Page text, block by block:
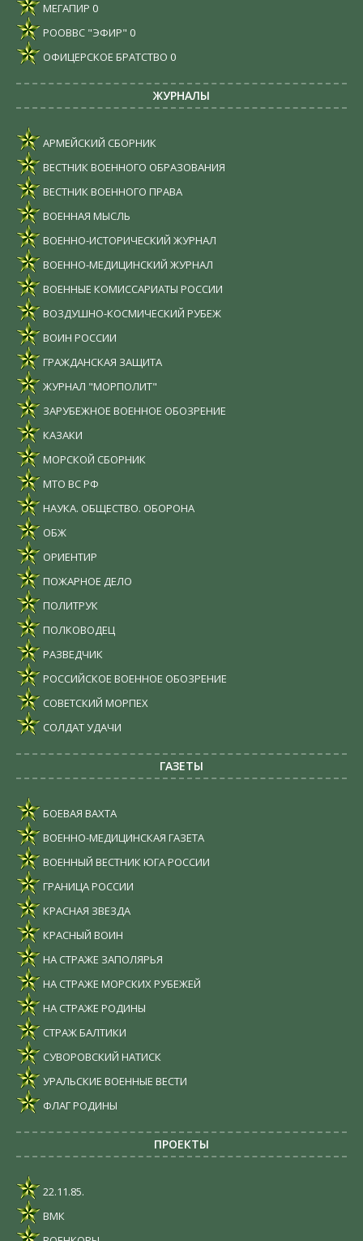
МЕГАПИР 0
РООВВС "ЭФИР" 0
ОФИЦЕРСКОЕ БРАТСТВО 0
ЖУРНАЛЫ
АРМЕЙСКИЙ СБОРНИК
ВЕСТНИК ВОЕННОГО ОБРАЗОВАНИЯ
ВЕСТНИК ВОЕННОГО ПРАВА
ВОЕННАЯ МЫСЛЬ
ВОЕННО-ИСТОРИЧЕСКИЙ ЖУРНАЛ
ВОЕННО-МЕДИЦИНСКИЙ ЖУРНАЛ
ВОЕННЫЕ КОМИССАРИАТЫ РОССИИ
ВОЗДУШНО-КОСМИЧЕСКИЙ РУБЕЖ
ВОИН РОССИИ
ГРАЖДАНСКАЯ ЗАЩИТА
ЖУРНАЛ "МОРПОЛИТ"
ЗАРУБЕЖНОЕ ВОЕННОЕ ОБОЗРЕНИЕ
КАЗАКИ
МОРСКОЙ СБОРНИК
МТО ВС РФ
НАУКА. ОБЩЕСТВО. ОБОРОНА
ОБЖ
ОРИЕНТИР
ПОЖАРНОЕ ДЕЛО
ПОЛИТРУК
ПОЛКОВОДЕЦ
РАЗВЕДЧИК
РОССИЙСКОЕ ВОЕННОЕ ОБОЗРЕНИЕ
СОВЕТСКИЙ МОРПЕХ
СОЛДАТ УДАЧИ
ГАЗЕТЫ
БОЕВАЯ ВАХТА
ВОЕННО-МЕДИЦИНСКАЯ ГАЗЕТА
ВОЕННЫЙ ВЕСТНИК ЮГА РОССИИ
ГРАНИЦА РОССИИ
КРАСНАЯ ЗВЕЗДА
КРАСНЫЙ ВОИН
НА СТРАЖЕ ЗАПОЛЯРЬЯ
НА СТРАЖЕ МОРСКИХ РУБЕЖЕЙ
НА СТРАЖЕ РОДИНЫ
СТРАЖ БАЛТИКИ
СУВОРОВСКИЙ НАТИСК
УРАЛЬСКИЕ ВОЕННЫЕ ВЕСТИ
ФЛАГ РОДИНЫ
ПРОЕКТЫ
22.11.85.
ВМК